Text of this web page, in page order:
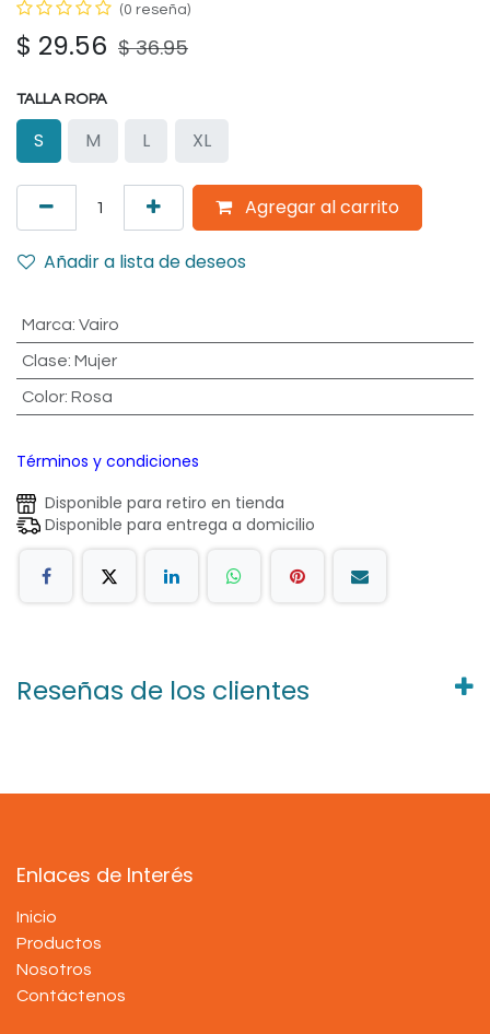
(0 reseña)
$ 29.56 $36.95
TALLA ROPA
S M L XL
Agregar al carrito
Añadir a lista de deseos
Marca: Vairo
Clase: Mujer
Color: Rosa
Términos y condiciones
Disponible para retiro en tienda
Disponible para entrega a domicilio
Reseñas de los clientes
Enlaces de Interés
Inicio
Productos
Nosotros
Contáctenos